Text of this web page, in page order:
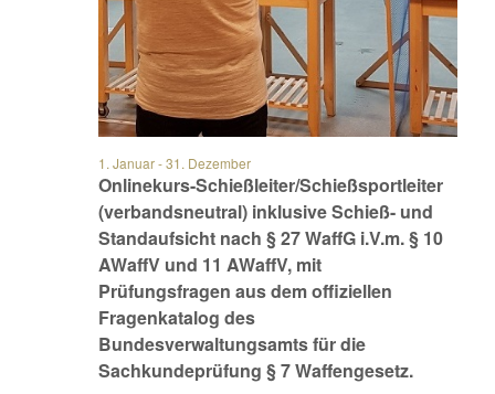
Onlinekurs-Schießleiter/Schießsportleiter
(verbandsneutral) inklusive Schieß- und
Standaufsicht nach § 27 WaffG i.V.m. § 10
AWaffV und 11 AWaffV, mit
Prüfungsfragen aus dem offiziellen
Fragenkatalog des
Bundesverwaltungsamts für die
Sachkundeprüfung § 7 Waffengesetz.
1. Januar-31. Dezember